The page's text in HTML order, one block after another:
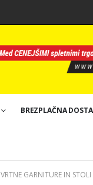
BREZPLAČNA
VRTNE GARNITURE IN STOLI